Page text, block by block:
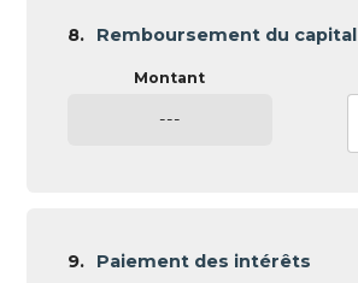
8. Remboursement du capital
---
9. Paiement des intérêts